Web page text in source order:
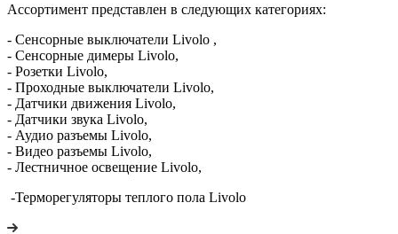
Ассортимент представлен в следующих категориях:
- Сенсорные выключатели Livolo ,
- Сенсорные димеры Livolo,
- Розетки Livolo,
- Проходные выключатели Livolo,
- Датчики движения Livolo,
- Датчики звука Livolo,
- Аудио разъемы Livolo,
- Видео разъемы Livolo,
- Лестничное освещение Livolo,
-Терморегуляторы теплого пола Livolo